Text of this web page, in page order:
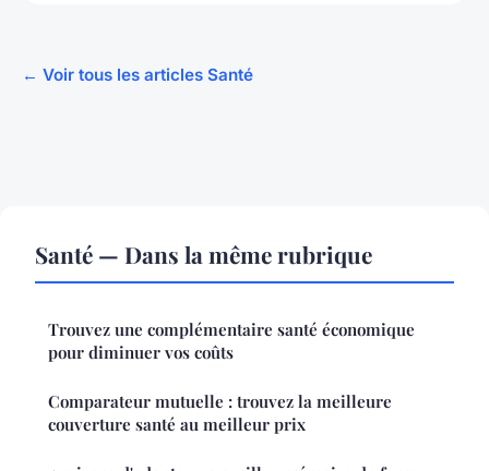
← Voir tous les articles Santé
Santé — Dans la même rubrique
Trouvez une complémentaire santé économique
pour diminuer vos coûts
Comparateur mutuelle : trouvez la meilleure
couverture santé au meilleur prix